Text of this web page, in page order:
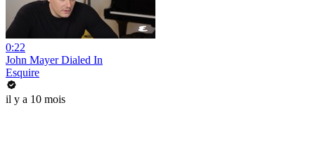
0:22
John Mayer Dialed In
Esquire
il y a 10 mois